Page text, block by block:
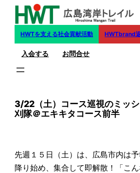
HWTを支える社会貢献活動 HWTbrand
入会する お問合せ
3/22（土）コース巡視のミッ
刈隊＠エキキタコース前半
先週１５日（土）は、広島市内は
降り始め、集合して即解散！「こ